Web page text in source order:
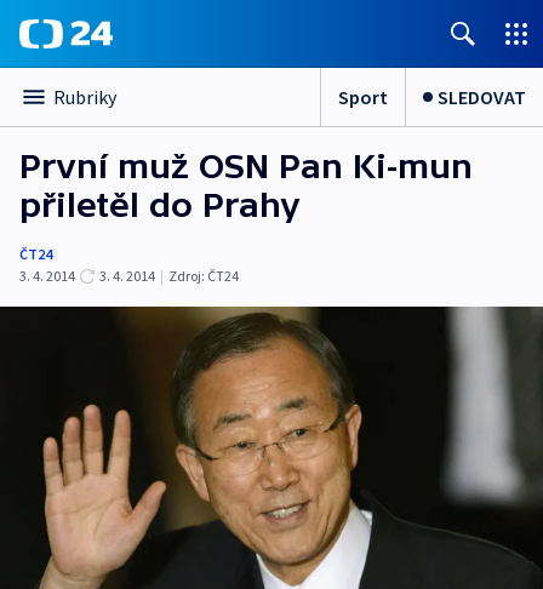
Rubriky Sport SLEDOVAT
První muž OSN Pan Ki-mun
přiletěl do Prahy
ČT24
3. 4. 2014
3. 4. 2014 | Zdroj: ČT24